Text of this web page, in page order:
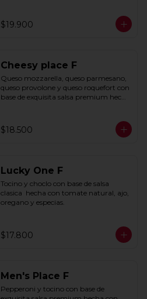
$19.900
Cheesy place F
Queso mozzarella, queso parmesano,
queso provolone y queso roquefort con
base de exquisita salsa premium hecha
$18.500
Lucky One F
Tocino y choclo con base de salsa
clasica  hecha con tomate natural, ajo,
oregano y especias.
$17.800
Men's Place F
Pepperoni y tocino con base de